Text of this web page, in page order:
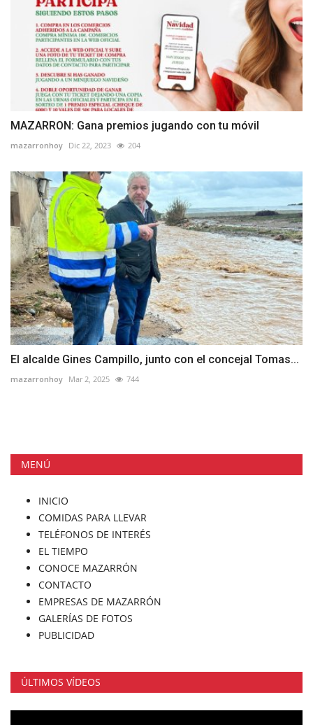
MAZARRON: Gana premios jugando con tu móvil
mazarronhoy Dic 22, 2023 204
El alcalde Gines Campillo, junto con el concejal Tomas...
mazarronhoy Mar 2, 2025 744
MENÚ
INICIO
COMIDAS PARA LLEVAR
TELÉFONOS DE INTERÉS
EL TIEMPO
CONOCE MAZARRÓN
CONTACTO
EMPRESAS DE MAZARRÓN
GALERÍAS DE FOTOS
PUBLICIDAD
ÚLTIMOS VÍDEOS